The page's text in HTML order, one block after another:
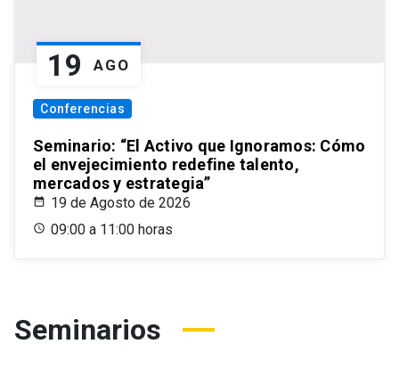
19 AGO
Conferencias
Seminario: “El Activo que Ignoramos: Cómo
el envejecimiento redefine talento,
mercados y estrategia”
19 de Agosto de 2026
09:00 a 11:00 horas
Seminarios